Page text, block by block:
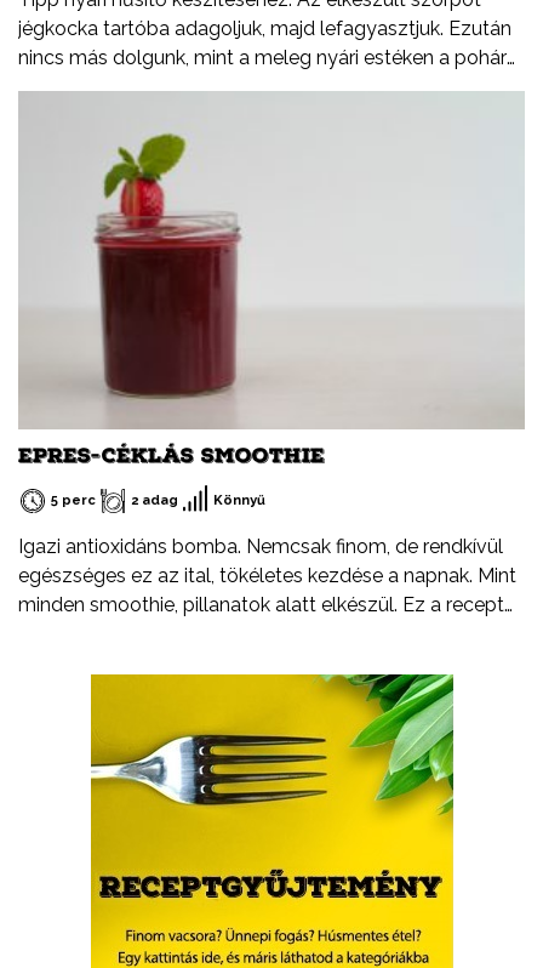
jégkocka tartóba adagoljuk, majd lefagyasztjuk. Ezután
nincs más dolgunk, mint a meleg nyári estéken a pohár
rozénkba beletenni.
EPRES-CÉKLÁS SMOOTHIE
5 perc 2 adag Könnyű
Igazi antioxidáns bomba. Nemcsak finom, de rendkívül
egészséges ez az ital, tökéletes kezdése a napnak. Mint
minden smoothie, pillanatok alatt elkészül. Ez a recept